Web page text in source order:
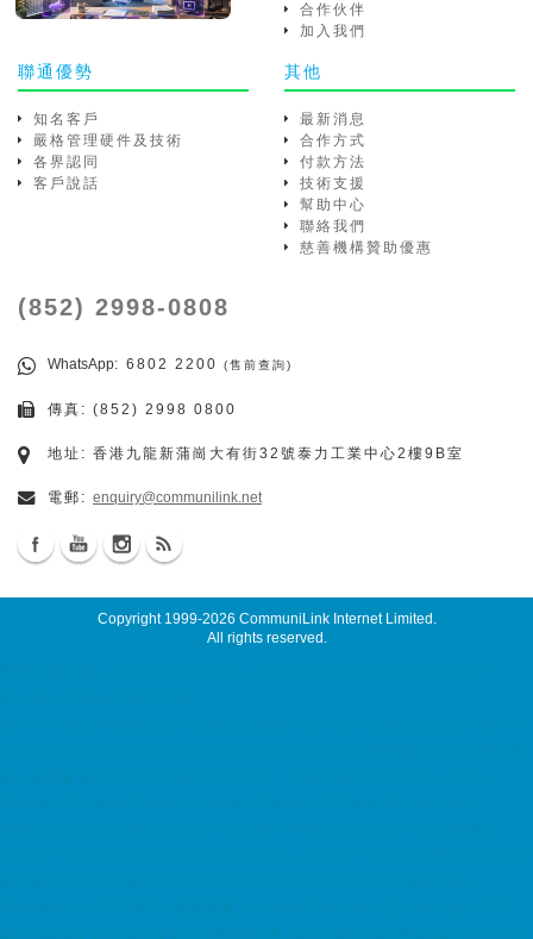
合作伙伴
加入我們
聯通優勢
知名客戶
嚴格管理硬件及技術
各界認同
客戶說話
其他
最新消息
合作方式
付款方法
技術支援
幫助中心
聯絡我們
慈善機構贊助優惠
(852) 2998-0808
WhatsApp: 6802 2200 (售前查詢)
傳真: (852) 2998 0800
地址: 香港九龍新蒲崗大有街32號泰力工業中心2樓9B室
電郵: enquiry@communilink.net
Copyright 1999-2026 CommuniLink Internet Limited .
All rights reserved.